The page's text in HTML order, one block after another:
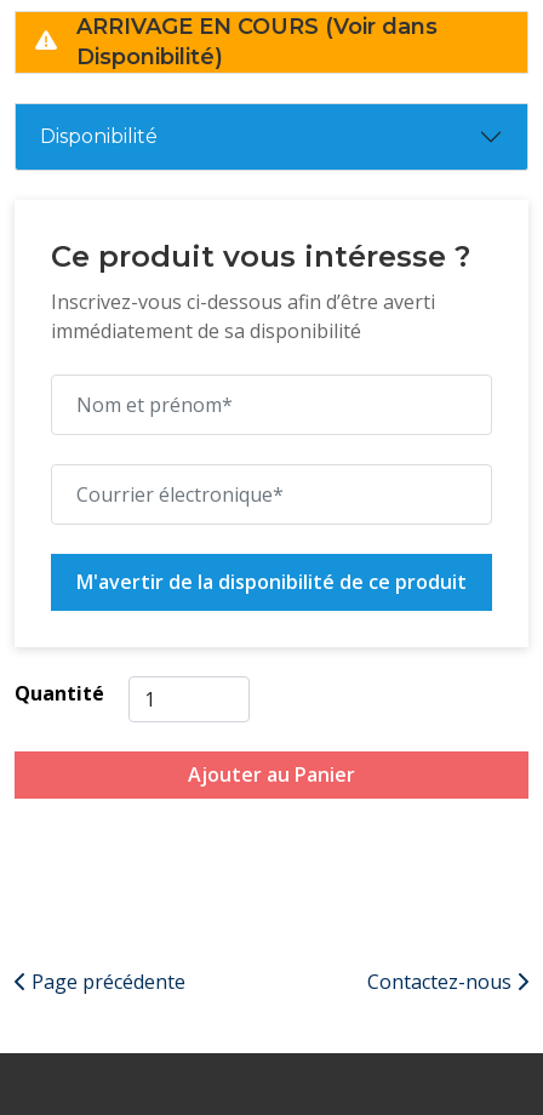
ARRIVAGE EN COURS (Voir dans
Disponibilité)
Disponibilité
Ce produit vous intéresse ?
Inscrivez-vous ci-dessous afin d’être averti
immédiatement de sa disponibilité
M'avertir de la disponibilité de ce produit
Quantité
Ajouter au Panier
Page précédente Contactez-nous